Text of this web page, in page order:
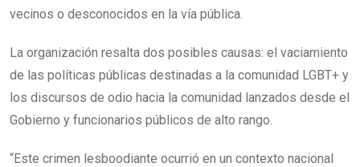
vecinos o desconocidos en la vía pública.
La organización resalta dos posibles causas: el vaciamiento
de las políticas públicas destinadas a la comunidad LGBT+ y
los discursos de odio hacia la comunidad lanzados desde el
Gobierno y funcionarios públicos de alto rango.
“Este crimen lesboodiante ocurrió en un contexto nacional